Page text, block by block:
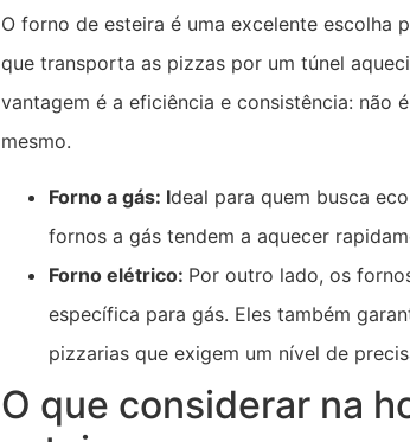
O forno de esteira é uma excelente escolha
que transporta as pizzas por um túnel
vantagem é a eficiência e consistência: não
mesmo.
Forno a gás: Ideal para quem busca
fornos a gás tendem a aquecer
Forno elétrico: Por outro lado, os
específica para gás. Eles também
pizzarias que exigem um nível de
O que considerar na